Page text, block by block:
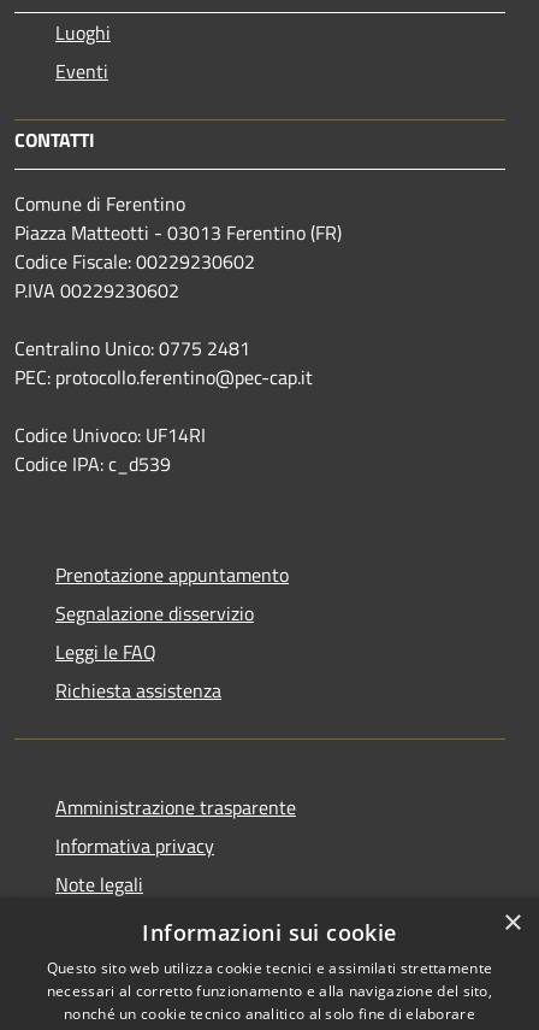
Luoghi
Eventi
CONTATTI
Comune di Ferentino
Piazza Matteotti - 03013 Ferentino (FR)
Codice Fiscale: 00229230602
P.IVA 00229230602
Centralino Unico: 0775 2481
PEC: protocollo.ferentino@pec-cap.it
Codice Univoco: UF14RI
Codice IPA: c_d539
Prenotazione appuntamento
Segnalazione disservizio
Leggi le FAQ
Richiesta assistenza
Amministrazione trasparente
Informativa privacy
Note legali
Dichiarazione di accessibilità
×
Informazioni sui cookie
Questo sito web utilizza cookie tecnici e assimilati strettamente
necessari al corretto funzionamento e alla navigazione del sito,
nonché un cookie tecnico analitico al solo fine di elaborare